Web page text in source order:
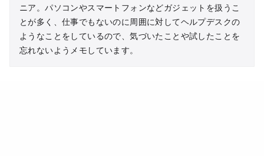
ニア。パソコンやスマートフォンなどガジェットを扱うこ
とが多く、仕事でもないのに周囲に対してヘルプデスクの
ようなことをしているので、気づいたことや試したことを
忘れないようメモしています。